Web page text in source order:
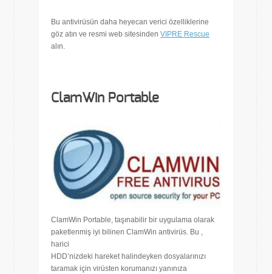
Bu antivirüsün daha heyecan verici özelliklerine
göz atın ve resmi web sitesinden VIPRE Rescue
alın.
ClamWin Portable
ClamWin Portable, taşınabilir bir uygulama olarak
paketlenmiş iyi bilinen ClamWin antivirüs. Bu ,
harici
HDD’nizdeki hareket halindeyken dosyalarınızı
taramak için virüsten korumanızı yanınıza